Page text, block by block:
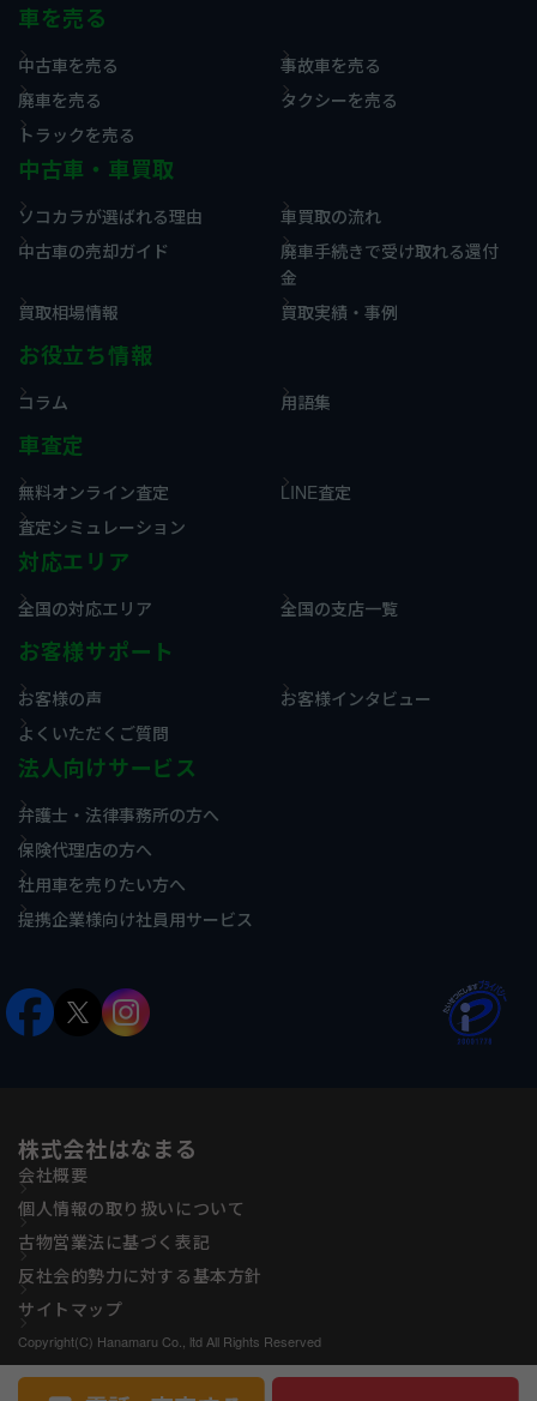
車を売る
中古車を売る
事故車を売る
廃車を売る
タクシーを売る
トラックを売る
中古車・車買取
ソコカラが選ばれる理由
車買取の流れ
中古車の売却ガイド
廃車手続きで受け取れる還付
金
買取相場情報
買取実績・事例
お役立ち情報
コラム 用語集
車査定
無料オンライン査定
LINE査定
査定シミュレーション
対応エリア
全国の対応エリア 全国の支店一覧
お客様サポート
お客様の声
お客様インタビュー
よくいただくご質問
法人向けサービス
弁護士・法律事務所の方へ
保険代理店の方へ
社用車を売りたい方へ
提携企業様向け社員用サービス
株式会社はなまる
会社概要
個人情報の取り扱いについて
古物営業法に基づく表記
反社会的勢力に対する基本方針
サイトマップ
Copyright(C) Hanamaru Co., ltd All Rights Reserved